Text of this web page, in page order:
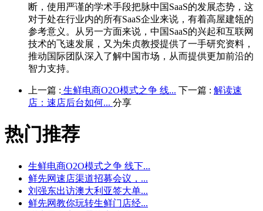
断，使用严谨的学术手段把脉中国SaaS的发展态势，这
对于处在行业内的所有SaaS企业来说，有着高屋建瓴的
参考意义。从另一方面来说，中国SaaS的兴起和互联网
技术的飞速发展，又为朱贞教授提供了一手研究资料，
推动国际团队深入了解中国市场，从而提供更加前沿的
智力支持。
上一篇 : 生鲜电商O2O模式之争 线... 下一篇 : 解读速
店：速店后台如何... 分享
热门推荐
生鲜电商O2O模式之争 线下...
鲜先网速店渠道招募会议，...
刘强东出访澳大利亚签大单...
鲜先网教你玩转生鲜门店经...